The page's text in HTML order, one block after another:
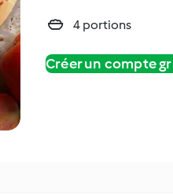
4 portions
Créer un compte